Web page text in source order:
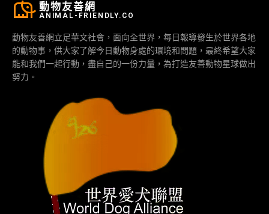
動物友善網
ANIMAL-FRIENDLY.CO
動物友善網立足華文社會，面向全世界，每日報導發生於世界各地
的動物事，供大家了解今日動物身處的環境和問題，最終希望大家
能和我們一起行動，盡自己的一份力量，為打造友善動物星球做出
努力。